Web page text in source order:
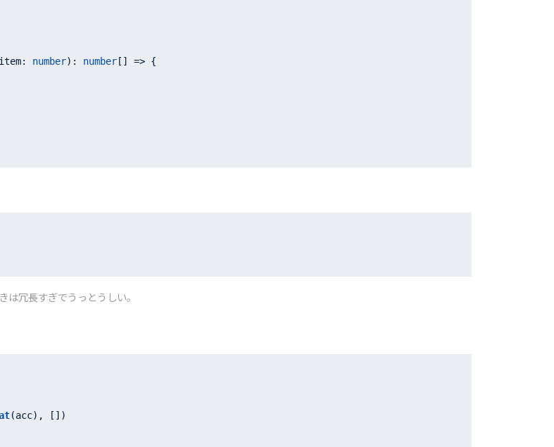
item: number): number [] => {
冗長すぎでうっとうしい。
(acc), [])